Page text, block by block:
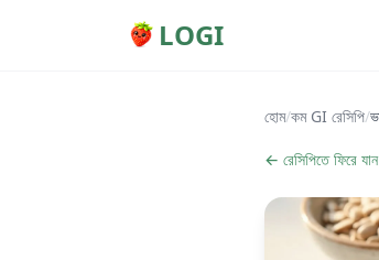
LOGI
হোম/কম GI রেসিপি/
← রেসিপিতে ফিরে যান